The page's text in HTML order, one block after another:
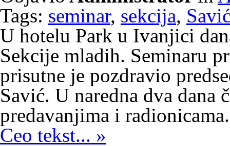
Tags: seminar, sekcija,
U hotelu Park u Ivanjici
Sekcije mladih. Seminaru
prisutne je pozdravio
Savić. U naredna dva dana
predavanjima i radionicama.
Ceo tekst... »